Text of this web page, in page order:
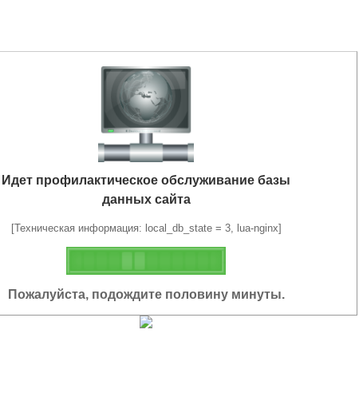
Идет профилактическое обслуживание базы
данных сайта
[Техническая информация: local_db_state = 3, lua-nginx]
Пожалуйста, подождите половину минуты.